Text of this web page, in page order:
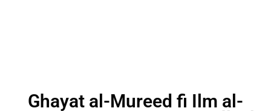
Ghayat al-Mureed fi Ilm al-